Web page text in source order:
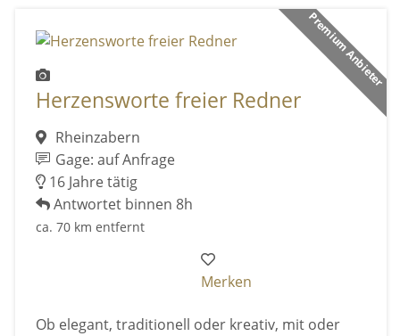
Premium Anbieter
Herzensworte freier Redner
Rheinzabern
Gage: auf Anfrage
16 Jahre tätig
Antwortet binnen 8h
ca. 70 km entfernt
Merken
Ob elegant, traditionell oder kreativ, mit oder